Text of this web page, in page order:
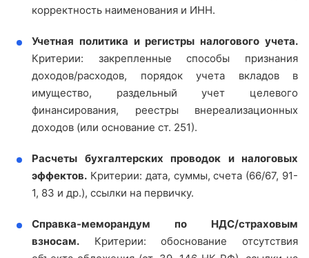
корректность наименования и ИНН.
Учетная политика и регистры налогового учета.
Критерии: закрепленные способы признания
доходов/расходов, порядок учета вкладов в
имущество, раздельный учет целевого
финансирования, реестры внереализационных
доходов (или основание ст. 251).
Расчеты бухгалтерских проводок и налоговых
эффектов. Критерии: дата, суммы, счета (66/67, 91-
1, 83 и др.), ссылки на первичку.
Справка-меморандум по НДС/страховым
взносам. Критерии: обоснование отсутствия